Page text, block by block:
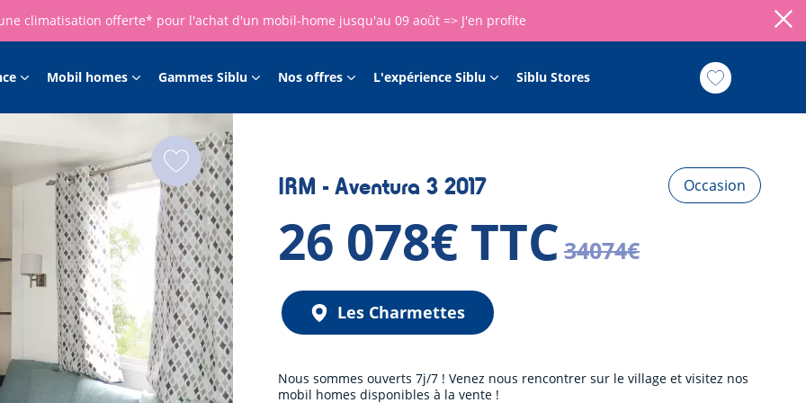
climatisation offerte* pour l'achat d'un mobil-home jusqu'au 09 août => J'en profite
Mobil homes Gammes Siblu Nos offres L'expérience Siblu Siblu Stores
Occasion
IRM - Aventura 3 2017
26 078€ TTC 34074€
Les Charmettes
Nous sommes ouverts 7j/7 ! Venez nous rencontrer sur le village et visitez nos
mobil homes disponibles à la vente !